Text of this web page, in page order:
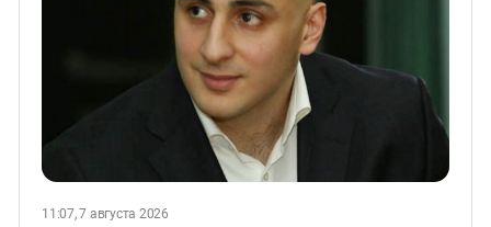
11:07, 7 августа 2026